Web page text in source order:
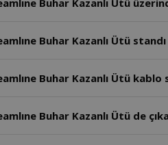
Buhar Kazanlı Ütü
AR6050 -
Buhar Kazanlı Ütü de